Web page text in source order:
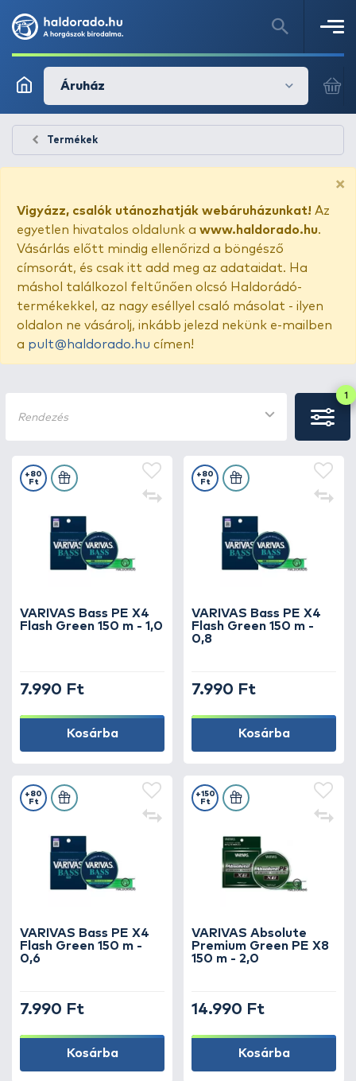
Áruház
Termékek
×
Vigyázz, csalók utánozhatják webáruházunkat! Az
egyetlen hivatalos oldalunk a www.haldorado.hu.
Vásárlás előtt mindig ellenőrizd a böngésző
címsorát, és csak itt add meg az adataidat. Ha
máshol találkozol feltűnően olcsó Haldorádó-
termékekkel, az nagy eséllyel csaló másolat - ilyen
oldalon ne vásárolj, inkább jelezd nekünk e-mailben
a pult@haldorado.hu címen!
Rendezés
1
VARIVAS Bass PE X4
Flash Green 150 m - 1,0
+80
Ft
7.990 Ft
Kosárba
VARIVAS Bass PE X4
Flash Green 150 m -
0,8
+80
Ft
7.990 Ft
Kosárba
VARIVAS Bass PE X4
Flash Green 150 m -
0,6
+80
Ft
7.990 Ft
Kosárba
VARIVAS Absolute
Premium Green PE X8
150 m - 2,0
+150
Ft
14.990 Ft
Kosárba